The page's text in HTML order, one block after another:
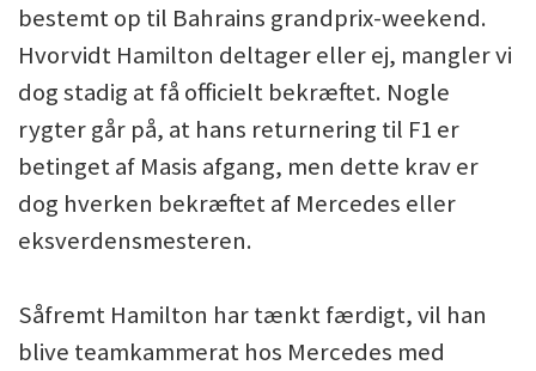
bestemt op til ​​Bahrains grandprix-weekend.
Hvorvidt Hamilton deltager eller ej, mangler vi
dog stadig at få officielt bekræftet. Nogle
rygter går på, at hans returnering til F1 er
betinget af Masis afgang, men dette krav er
dog hverken bekræftet af Mercedes eller
eksverdensmesteren.
Såfremt Hamilton har tænkt færdigt, vil han
blive teamkammerat hos Mercedes med